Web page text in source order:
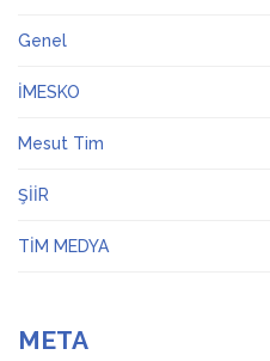
Genel
İMESKO
Mesut Tim
ŞİİR
TİM MEDYA
META